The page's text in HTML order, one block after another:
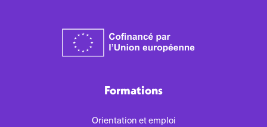
Formations
Orientation et emploi